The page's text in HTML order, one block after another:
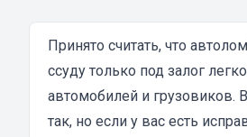
затянутым и занял много
Никакого профессионализма и
Разочарование и раздражение -
испытал в результате этого
Принято считать, что
ссуду только под залог
автомобилей и грузовиков.
так, но если у вас есть